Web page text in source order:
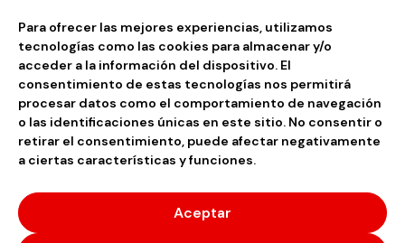
Para ofrecer las mejores experiencias, utilizamos
tecnologías como las cookies para almacenar y/o
acceder a la información del dispositivo. El
consentimiento de estas tecnologías nos permitirá
procesar datos como el comportamiento de navegación
o las identificaciones únicas en este sitio. No consentir o
retirar el consentimiento, puede afectar negativamente
a ciertas características y funciones.
Aceptar
Desarrollado porSolbyte
Aviso legal
Política de privacidad